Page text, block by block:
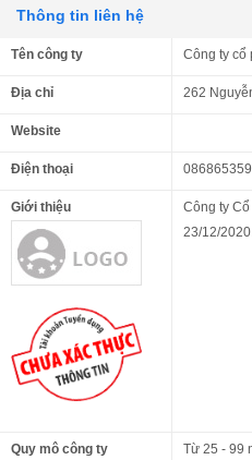
Thông tin liên hệ
Tên công ty Công ty cổ
Địa chỉ 262
Website
Điện thoại
Giới thiệu
Công ty
23/12/
Quy mô công ty Từ 25 - 99